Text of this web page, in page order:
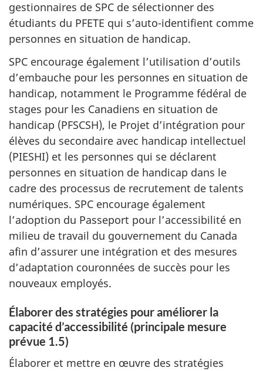
gestionnaires de SPC de sélectionner des
étudiants du PFETE qui s’auto-identifient comme
personnes en situation de handicap.
SPC encourage également l’utilisation d’outils
d’embauche pour les personnes en situation de
handicap, notamment le Programme fédéral de
stages pour les Canadiens en situation de
handicap (PFSCSH), le Projet d’intégration pour
élèves du secondaire avec handicap intellectuel
(PIESHI) et les personnes qui se déclarent
personnes en situation de handicap dans le
cadre des processus de recrutement de talents
numériques. SPC encourage également
l’adoption du Passeport pour l’accessibilité en
milieu de travail du gouvernement du Canada
afin d’assurer une intégration et des mesures
d’adaptation couronnées de succès pour les
nouveaux employés.
Élaborer des stratégies pour améliorer la
capacité d’accessibilité (principale mesure
prévue 1.5)
Élaborer et mettre en œuvre des stratégies